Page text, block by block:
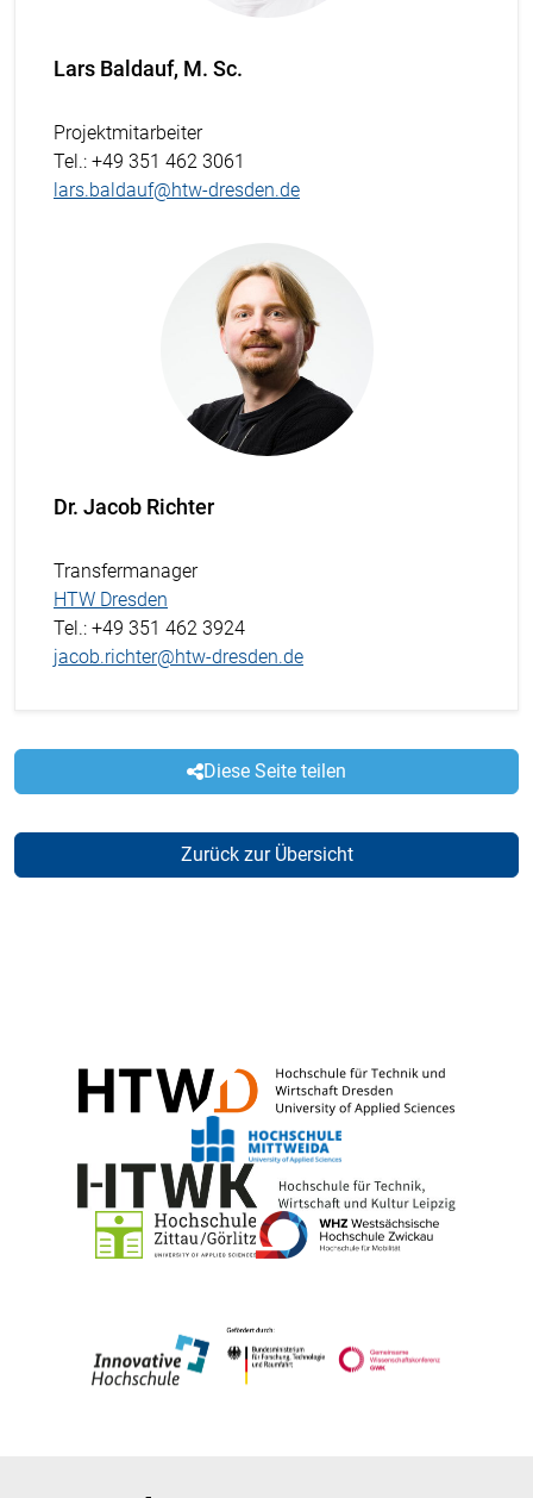
Lars Baldauf, M. Sc.
Projektmitarbeiter
Tel.: +49 351 462 3061
lars.baldauf@htw-dresden.de
Dr. Jacob Richter
Transfermanager
HTW Dresden
Tel.: +49 351 462 3924
jacob.richter@htw-dresden.de
Diese Seite teilen
Zurück zur Übersicht